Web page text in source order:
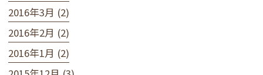
2016年3月 (2)
2016年2月 (2)
2016年1月 (2)